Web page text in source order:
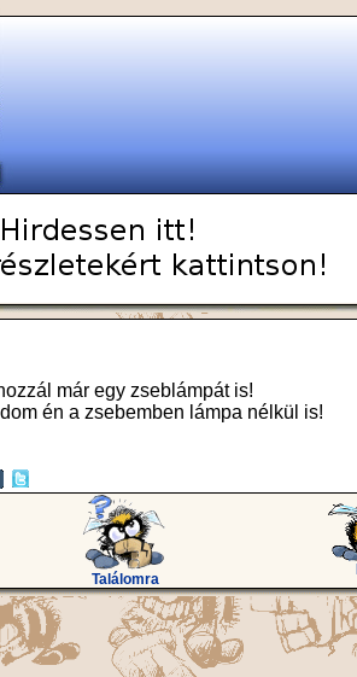
már egy zseblámpát is!
én a zsebemben lámpa nélkül is!
Találomra